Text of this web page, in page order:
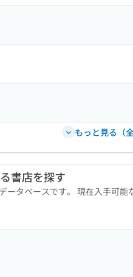
もっと見る（全
書店を探す
タベースです。 現在入手可能